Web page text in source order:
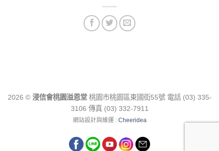
2026 © 浸信會桃園溢恩堂桃園市桃園區東國街55號 電話 (03) 335-
3106 傳真 (03) 332-7911
網站設計與維運 : Cheeridea